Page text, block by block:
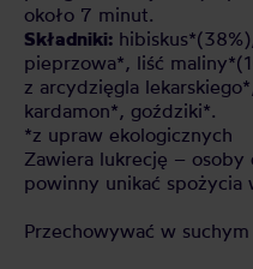
około 7 minut.
Składniki:
pieprzowa*, liść
z arcydzięgla
kardamon*, goździki*.
*z upraw ekologicznych
Zawiera lukrecję – osoby
powinny unikać spożycia
Przechowywać w